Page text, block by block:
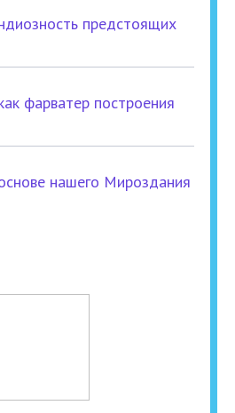
предстоящих
фарватер построения
нашего Мироздания